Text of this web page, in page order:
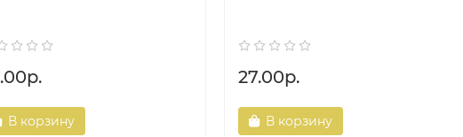
В корзину
27.00р.
В корзину